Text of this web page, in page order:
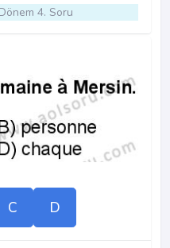
4. Soru
C D